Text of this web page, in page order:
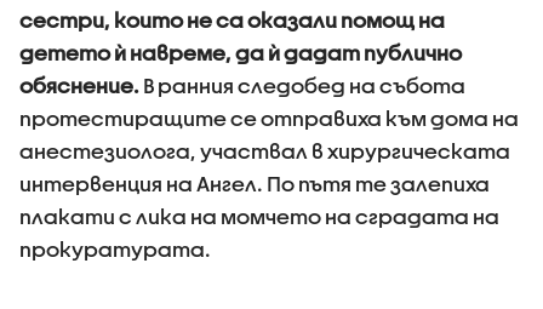
сестри, които не са оказали помощ на
детето ѝ навреме, да ѝ дадат публично
обяснение. В ранния следобед на събота
протестиращите се отправиха към дома на
анестезиолога, участвал в хирургическата
интервенция на Ангел. По пътя те залепиха
плакати с лика на момчето на сградата на
прокуратурата.